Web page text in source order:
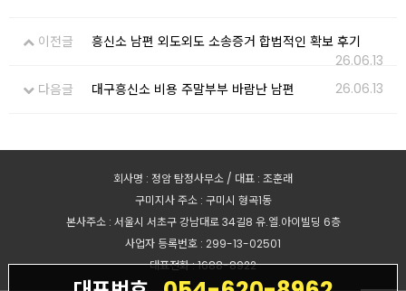
이전글
흥신소 남편 외도외도 소송증거 합법적인 확보 후기
26.06.13
다음글
대구흥신소 비용 주말부부 바람난 남편 26.06.13
회사명 : 정암 탐정사무소 / 대표 : 조훈래
구미지사 주소 : 구미시 형곡1동
본사주소 : 서울시 서초구 강남대로 34길8 유.엘.아이빌딩 6층
사업자 등록번호 : 299-13-02501
대표전화 : 1688-8922